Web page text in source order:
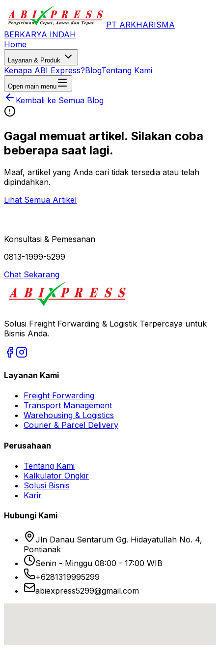
PT ARKHARISMA
BERKARYA INDAH
Home
Layanan & Produk
Kenapa ABI Express?BlogTentang Kami
Open main menu
Kembali ke Semua Blog
Gagal memuat artikel. Silakan coba
beberapa saat lagi.
Maaf, artikel yang Anda cari tidak tersedia atau telah
dipindahkan.
Lihat Semua Artikel
Konsultasi & Pemesanan
0813-1999-5299
Chat Sekarang
Solusi Freight Forwarding & Logistik Terpercaya untuk
Bisnis Anda.
Layanan Kami
Freight Forwarding
Transport Management
Warehousing & Logistics
Courier & Parcel Delivery
Perusahaan
Tentang Kami
Kalkulator Ongkir
Solusi Bisnis
Karir
Hubungi Kami
Jln Danau Sentarum Gg. Hidayatullah No. 4,
Pontianak
Senin - Minggu 08:00 - 17:00 WIB
+6281319995299
abiexpress5299@gmail.com